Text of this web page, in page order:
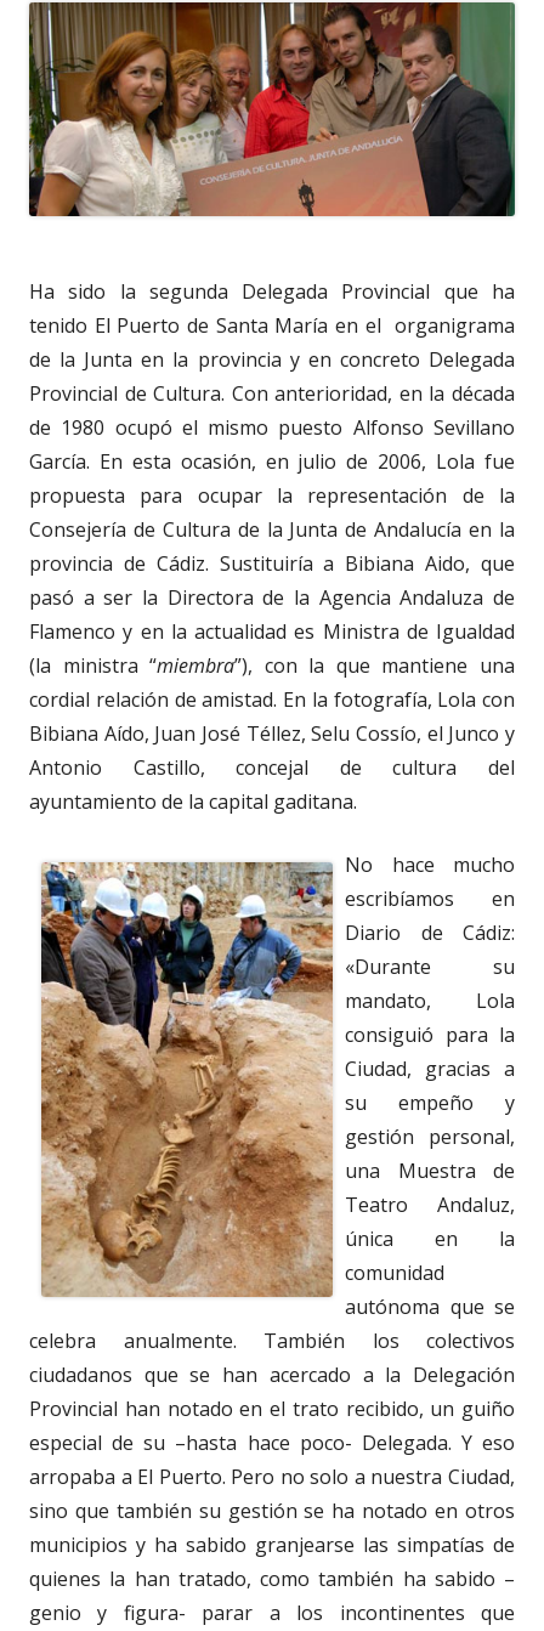
Ha sido la segunda Delegada Provincial que ha
tenido El Puerto de Santa María en el organigrama
de la Junta en la provincia y en concreto Delegada
Provincial de Cultura. Con anterioridad, en la década
de 1980 ocupó el mismo puesto Alfonso Sevillano
García. En esta ocasión, en julio de 2006, Lola fue
propuesta para ocupar la representación de la
Consejería de Cultura de la Junta de Andalucía en la
provincia de Cádiz. Sustituiría a Bibiana Aido, que
pasó a ser la Directora de la Agencia Andaluza de
Flamenco y en la actualidad es Ministra de Igualdad
(la ministra “miembra”), con la que mantiene una
cordial relación de amistad. En la fotografía, Lola con
Bibiana Aído, Juan José Téllez, Selu Cossío, el Junco y
Antonio Castillo, concejal de cultura del
ayuntamiento de la capital gaditana.
No hace mucho
escribíamos en
Diario de Cádiz:
«Durante su
mandato, Lola
consiguió para la
Ciudad, gracias a
su empeño y
gestión personal,
una Muestra de
Teatro Andaluz,
única en la
comunidad
autónoma que se
celebra anualmente. También los colectivos
ciudadanos que se han acercado a la Delegación
Provincial han notado en el trato recibido, un guiño
especial de su –hasta hace poco- Delegada. Y eso
arropaba a El Puerto. Pero no solo a nuestra Ciudad,
sino que también su gestión se ha notado en otros
municipios y ha sabido granjearse las simpatías de
quienes la han tratado, como también ha sabido –
genio y figura- parar a los incontinentes que